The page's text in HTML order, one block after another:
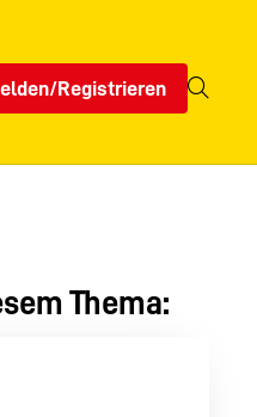
Registrieren
Thema: